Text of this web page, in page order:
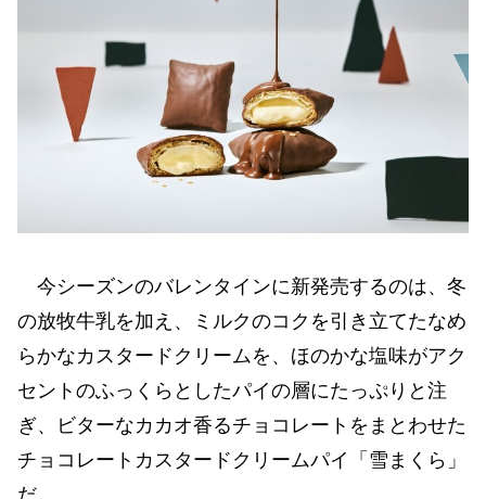
今シーズンのバレンタインに新発売するのは、冬
の放牧⽜乳を加え、ミルクのコクを引き⽴てたなめ
らかなカスタードクリームを、ほのかな塩味がアク
セントのふっくらとしたパイの層にたっぷりと注
ぎ、ビターなカカオ⾹るチョコレートをまとわせた
チョコレートカスタードクリームパイ「雪まくら」
だ。